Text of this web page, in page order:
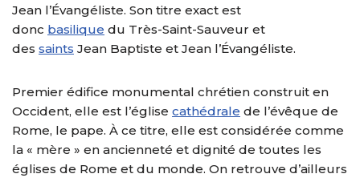
Jean l’Évangéliste. Son titre exact est
donc basilique du Très-Saint-Sauveur et
des saints Jean Baptiste et Jean l’Évangéliste.
Premier édifice monumental chrétien construit en
Occident, elle est l’église cathédrale de l’évêque de
Rome, le pape. À ce titre, elle est considérée comme
la « mère » en ancienneté et dignité de toutes les
églises de Rome et du monde. On retrouve d’ailleurs